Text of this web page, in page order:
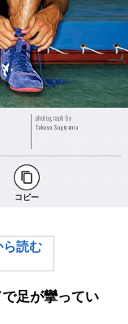
photograph by
Takuya Sugiyama
コピー
ら読む
足が攣ってい